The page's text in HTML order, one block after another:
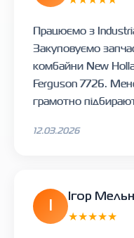
Працюємо з
Закуповуємо
комбайни New
Ferguson 7726.
грамотно
12.03.2026
Ігор
★★★★★